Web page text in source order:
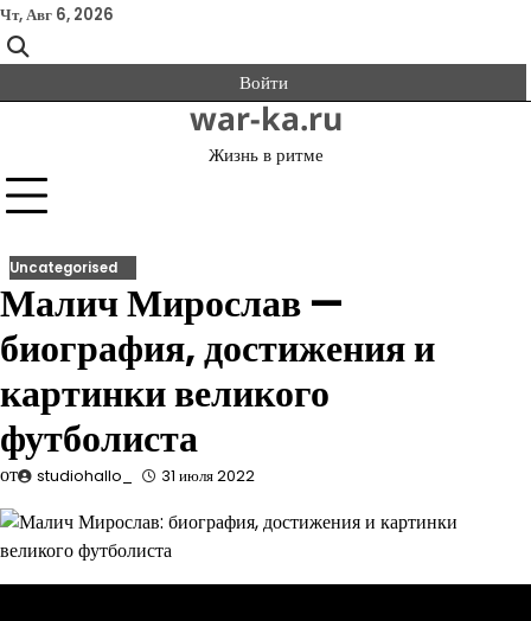
Перейти
к
содержимому
Чт, Авг 6, 2026
Войти
war-ka.ru
Жизнь в ритме
Uncategorised
Малич Мирослав —
биография, достижения и
картинки великого
футболиста
от studiohallo_ 31 июля 2022